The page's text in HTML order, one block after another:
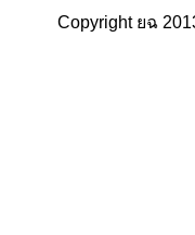
Copyright ยฉ